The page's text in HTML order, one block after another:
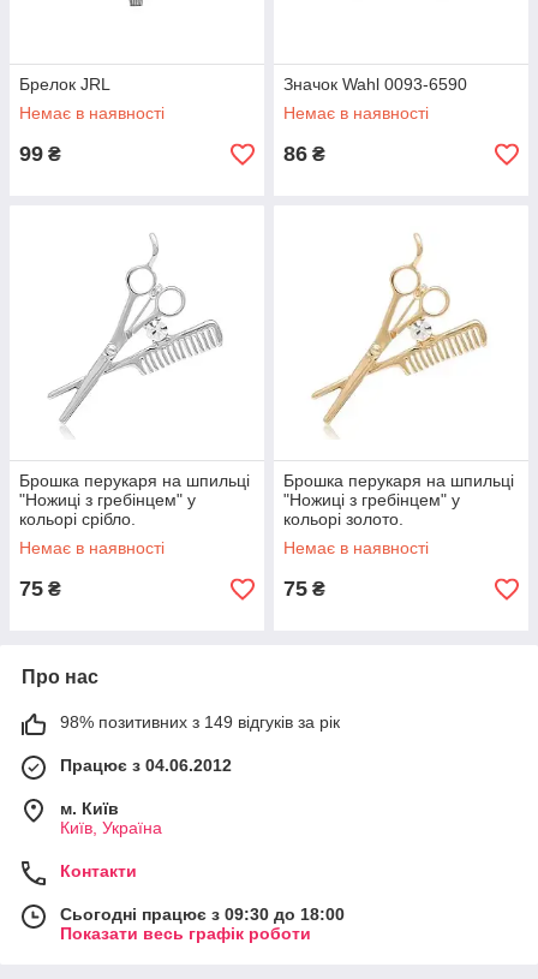
Брелок JRL
Немає в наявності
99 ₴
Значок Wahl 0093-6590
Немає в наявності
86 ₴
Брошка перукаря на шпильці
"Ножиці з гребінцем" у
кольорі срібло.
Немає в наявності
75 ₴
Брошка перукаря на шпильці
"Ножиці з гребінцем" у
кольорі золото.
Немає в наявності
75 ₴
Про нас
98% позитивних з 149 відгуків за рік
Працює з 04.06.2012
м. Київ
Київ, Україна
Контакти
Сьогодні працює з 09:30 до 18:00
Показати весь графік роботи